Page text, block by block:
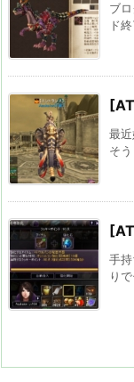
ブ
ド
最
そ
手
り